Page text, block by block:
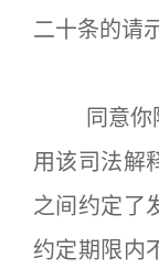
二十条的请
同意你院
用该司法解
之间约定了
约定期限内